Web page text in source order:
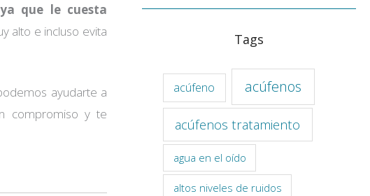
que le cuesta
alto e incluso evita
ayudarte a
compromiso y te
Tags
acúfeno acúfenos
acúfenos tratamiento
agua en el oído
altos niveles de ruidos